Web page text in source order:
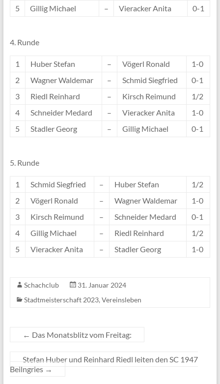
5 Gillig Michael – Vieracker Anita 0-1
4. Runde
1 Huber Stefan – Vögerl Ronald
1-0
2
Wagner Waldemar – Schmid Siegfried
0-1
3
Riedl Reinhard – Kirsch Reimund
1/2
4
Schneider Medard – Vieracker Anita
1-0
5
Stadler Georg – Gillig Michael 0-1
5. Runde
1 Schmid Siegfried – Huber Stefan
1/2
2
Vögerl Ronald – Wagner Waldemar
1-0
3
Kirsch Reimund – Schneider Medard
0-1
4
Gillig Michael – Riedl Reinhard
1/2
5
Vieracker Anita – Stadler Georg 1-0
Schachclub
31. Januar 2024
Stadtmeisterschaft 2023, Vereinsleben
← Das Monatsblitz vom Freitag:
Stefan Huber und Reinhard Riedl leiten den SC 1947
Beilngries →